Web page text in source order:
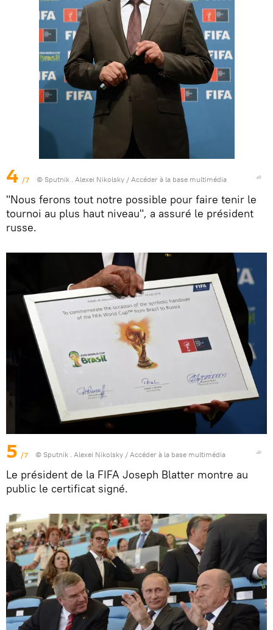
4 /7 © Sputnik . Alexei Nikolsky / Accéder à la base multimédia
"Nous ferons tout notre possible pour faire tenir le
tournoi au plus haut niveau", a assuré le président
russe.
5 /7 © Sputnik . Alexei Nikolsky / Accéder à la base multimédia
Le président de la FIFA Joseph Blatter montre au
public le certificat signé.